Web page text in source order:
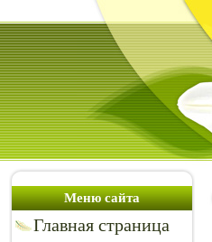
Меню сайта
Главная страница